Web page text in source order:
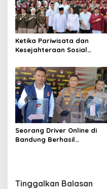
Ketika Pariwisata dan
Kesejahteraan Sosial
Ketimpangan Pendidikan
Melalui Sekolah Rakyat
Seorang Driver Online di
Bandung Berhasil
Tinggalkan Balasan